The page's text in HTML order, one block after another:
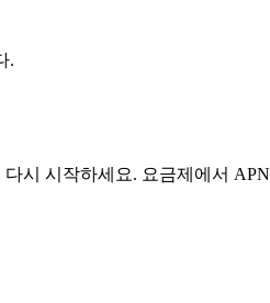
.
시 시작하세요. 요금제에서